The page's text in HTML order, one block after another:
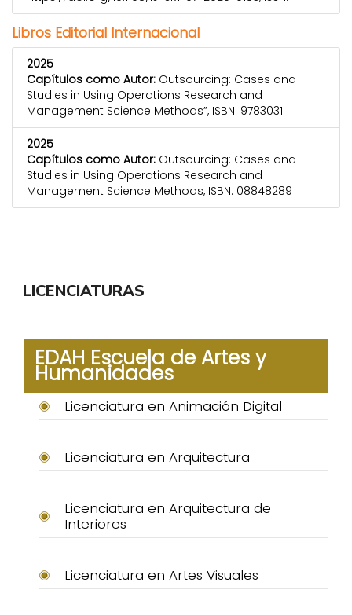
Libros Editorial Internacional
2025
Capítulos como Autor: Outsourcing: Cases and
Studies in Using Operations Research and
Management Science Methods”, ISBN: 9783031
2025
Capítulos como Autor: Outsourcing: Cases and
Studies in Using Operations Research and
Management Science Methods, ISBN: 08848289
LICENCIATURAS
EDAH Escuela de Artes y
Humanidades
Licenciatura en Animación Digital
Licenciatura en Arquitectura
Licenciatura en Arquitectura de
Interiores
Licenciatura en Artes Visuales